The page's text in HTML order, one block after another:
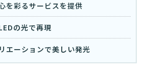
を彩るサービスを提供
の光で再現
エーションで美しい発光